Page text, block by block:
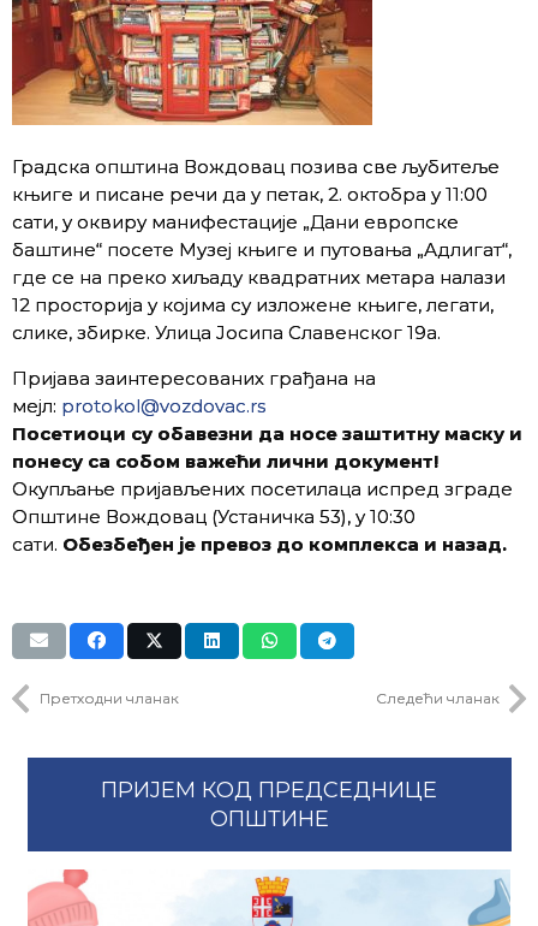
Градска општина Вождовац позива све љубитеље
књиге и писане речи да у петак, 2. октобра у 11:00
сати, у оквиру манифестације „Дани европске
баштине“ посете Музеј књиге и путовања „Адлигат“,
где се на преко хиљаду квадратних метара налази
12 просторија у којима су изложене књиге, легати,
слике, збирке. Улица Јосипа Славенског 19а.
Пријава заинтересованих грађана на
мејл: protokol@vozdovac.rs
Посетиоци су обавезни да носе заштитну маску и
понесу са собом важећи лични документ!
Окупљање пријављених посетилаца испред зграде
Општине Вождовац (Устаничка 53), у 10:30
сати. Обезбеђен је превоз до комплекса и назад.
Претходни чланак Следећи чланак
ПРИЈЕМ КОД ПРЕДСЕДНИЦЕ
ОПШТИНЕ